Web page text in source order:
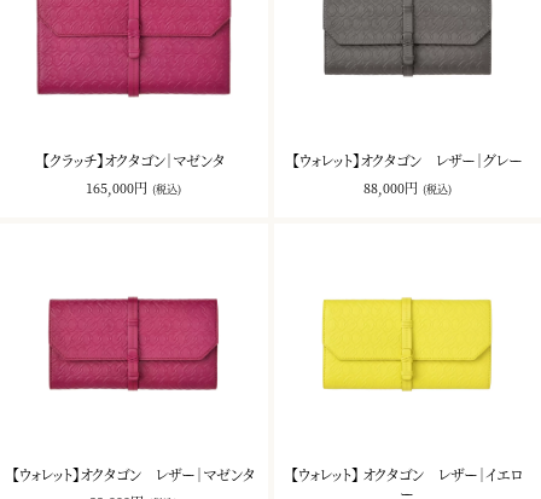
【クラッチ】オクタゴン｜マゼンタ
165,000円 (税込)
【ウォレット】オクタゴン レザー｜グレー
88,000円 (税込)
【ウォレット】オクタゴン レザー｜マゼンタ
【ウォレット】 オクタゴン レザー｜イエロ
ー